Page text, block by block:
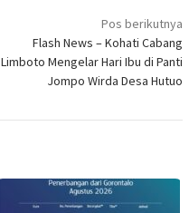
Pos berikutnya
Flash News – Kohati Cabang
Limboto Mengelar Hari Ibu di Panti
Jompo Wirda Desa Hutuo